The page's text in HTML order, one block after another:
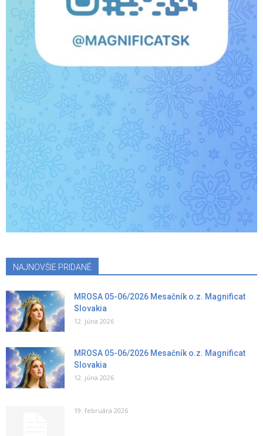
NAJNOVŠIE PRIDANÉ
MROSA 05-06/2026 Mesačník o.z. Magnificat
Slovakia
12. júna 2026
MROSA 05-06/2026 Mesačník o.z. Magnificat
Slovakia
12. júna 2026
19. februára 2026